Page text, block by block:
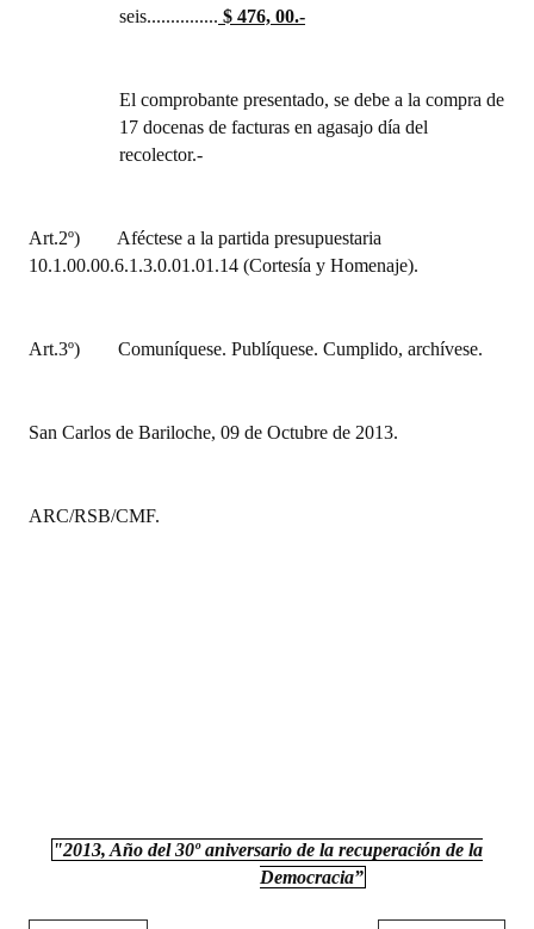
Antiguos Pobladores - Registro
Bariloche, Municipio intercultural
Entrega de distinciones
seis............... $ 476, 00.-
El comprobante presentado, se debe a la compra de
17 docenas de facturas en agasajo día del
recolector.-
Art.2º)
Aféctese a la partida presupuestaria
10.1.00.00.6.1.3.0.01.01.14 (Cortesía y Homenaje).
Art.3º) Comuníquese. Publíquese. Cumplido, archívese.
San Carlos de Bariloche, 09 de Octubre de 2013.
ARC/RSB/CMF.
"2013, Año del 30º aniversario de la recuperación de la
Democracia”